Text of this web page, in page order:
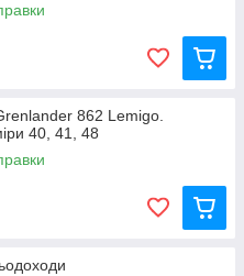
862 Lemigo.
40, 41, 48